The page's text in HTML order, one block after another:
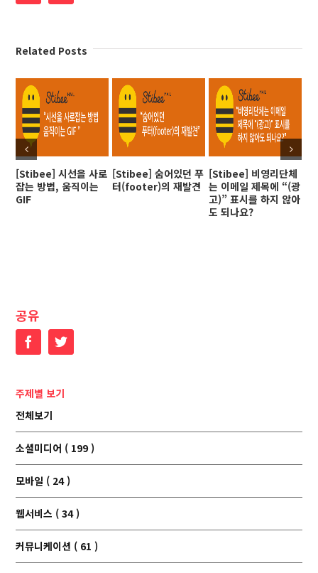
Related Posts
[Stibee] 시선을 사로
잡는 방법, 움직이는
GIF
[Stibee] 숨어있던 푸
터(footer)의 재발견
[Stibee] 비영리단체
는 이메일 제목에 “(광
고)” 표시를 하지 않아
도 되나요?
공유
FacebookTwitter
주제별 보기
전체보기
소셜미디어 ( 199 )
모바일 ( 24 )
웹서비스 ( 34 )
커뮤니케이션 ( 61 )